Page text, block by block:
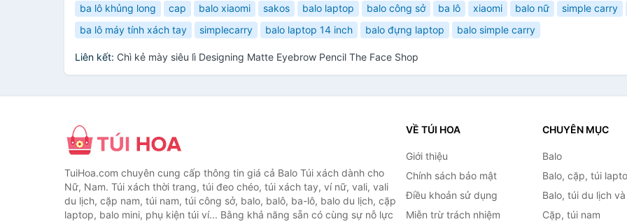
ba lô khủng long
cap balo xiaomi sakos balo laptop balo công sở ba lô xiaomi balo nữ simple carry
ba lô máy tính xách tay
simplecarry balo laptop 14 inch balo đựng laptop balo simple carry
Liên kết: Chì kẻ mày siêu lì Designing Matte Eyebrow Pencil The Face Shop
TuiHoa.com chuyên cung cấp thông tin giá cả Balo Túi xách dành cho
Nữ, Nam. Túi xách thời trang, túi đeo chéo, túi xách tay, ví nữ, vali, vali
du lịch, cặp nam, túi nam, túi công sở, balo, balô, ba-lô, balo du lịch, cặp
laptop, balo mini, phụ kiện túi ví... Bằng khả năng sẵn có cùng sự nỗ lực
VỀ TÚI HOA
Giới thiệu
Chính sách bảo mật
Điều khoản sử dụng
Miễn trừ trách nhiệm
CHUYÊN MỤC
Balo
Balo, cặp, túi
Balo, túi du lịch
Cặp, túi nam